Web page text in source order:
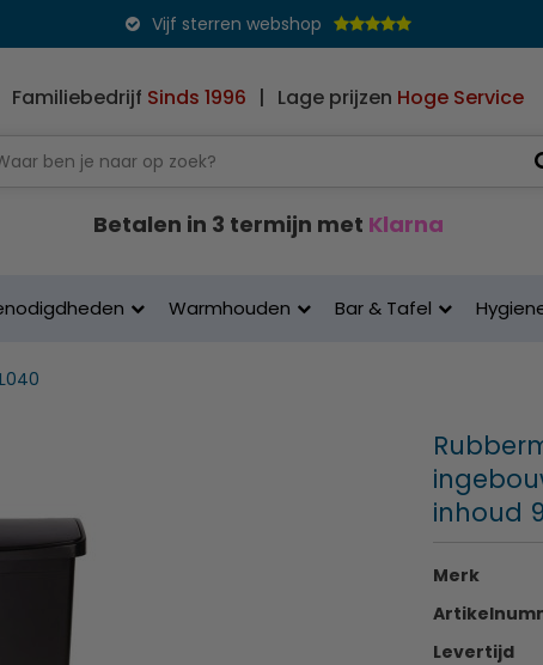
Vijf sterren webshop
Familiebedrijf Sinds 1996 | Lage prijzen Hoge Service
Betalen in 3 termijn met Klarna
Warmhouden Bar & Tafel
inhoud
Merk
Levertijd